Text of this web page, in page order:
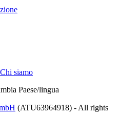
siamo
Paese/lingua
(ATU63964918) - All rights